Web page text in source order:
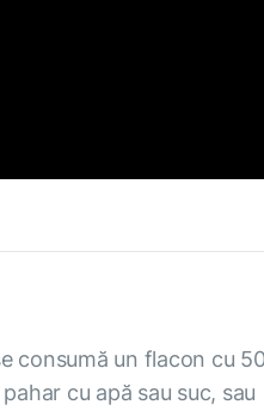
consumă un flacon cu
cu apă sau suc, sau